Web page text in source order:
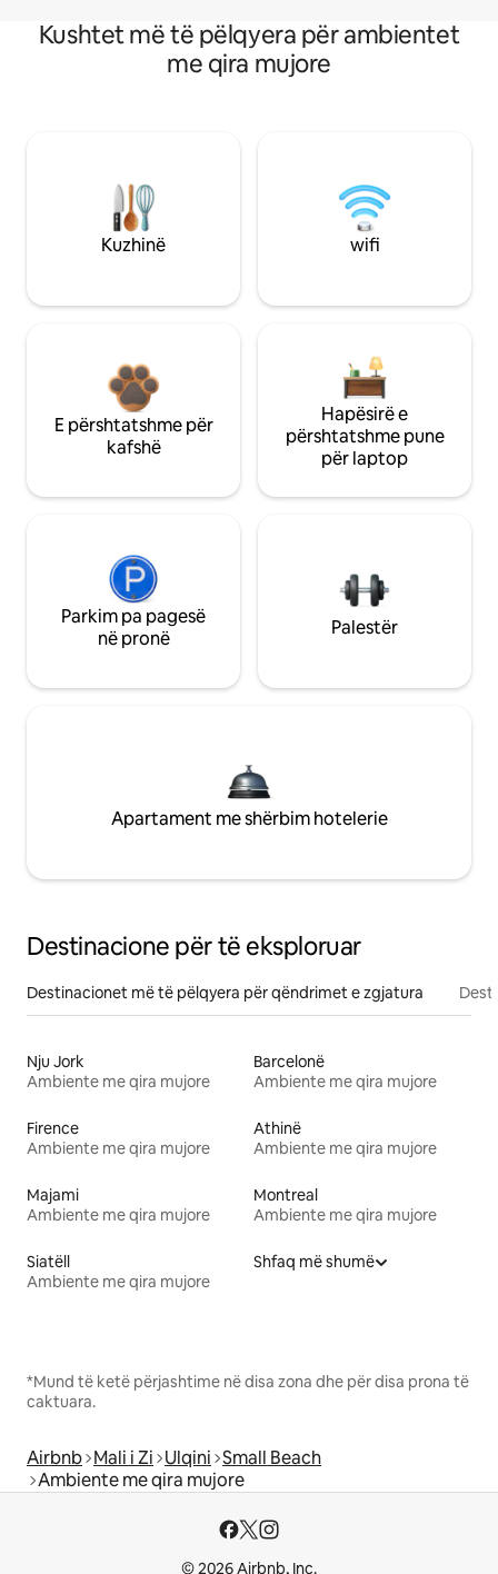
Kushtet më të pëlqyera për ambientet
me qira mujore
Kuzhinë wifi
E përshtatshme për
kafshë
Hapësirë e
përshtatshme pune
për laptop
Parkim pa pagesë
në pronë
Palestër
Apartament me shërbim hotelerie
Destinacione për të eksploruar
Destinacionet më të pëlqyera për qëndrimet e zgjatura
Nju Jork
Ambiente me qira mujore
Barcelonë
Ambiente me qira mujore
Firence
Ambiente me qira mujore
Athinë
Ambiente me qira mujore
Majami
Ambiente me qira mujore
Montreal
Ambiente me qira mujore
Siatëll
Ambiente me qira mujore
Shfaq më shumë
*Mund të ketë përjashtime në disa zona dhe për disa prona të
caktuara.
Airbnb Mali i Zi Ulqini Small Beach
Ambiente me qira mujore
© 2026 Airbnb, Inc.